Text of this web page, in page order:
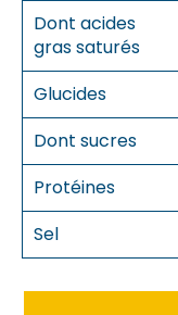
Dont acides
gras saturés
Glucides
Dont sucres
Protéines
Sel